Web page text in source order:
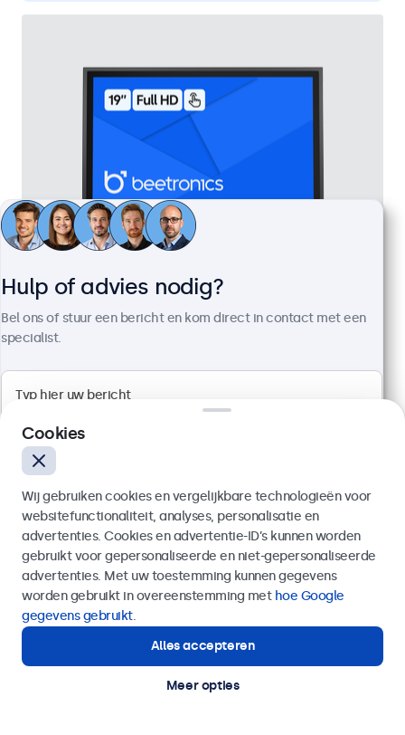
19 Inch Touchscreen Metaal
Artikelnummer:19TS7M
100+ stuks beschikbaar
Aansluitingen: HDMI, DisplayPort, USB-C, VGA
Montage: desktop, wand, inbouw
Buitenmaat: 481 x 294 x 45 mm
€ 569,00
€ 688,49 incl. btw
Bekijken
In winkelwagen
Hulp of advies nodig?
Bel ons of stuur een bericht en kom direct in contact met een
specialist.
Verzenden
Of bel ons op
Hulp of advies nodig?
Direct contact met een specialist.
Cookies
Wij gebruiken cookies en vergelijkbare technologieën voor
websitefunctionaliteit, analyses, personalisatie en
advertenties. Cookies en advertentie-ID’s kunnen worden
gebruikt voor gepersonaliseerde en niet-gepersonaliseerde
advertenties. Met uw toestemming kunnen gegevens
worden gebruikt in overeenstemming met hoe Google
gegevens gebruikt.
Alles accepteren
Meer opties